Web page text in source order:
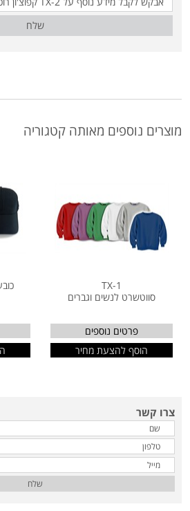
שלח
מוצרים נוספים מאותה קטגוריה
TX-1
סווטשרט לנשים וגברים
פרטים נוספים
הוסף להצעת מחיר
צרו קשר
שלח